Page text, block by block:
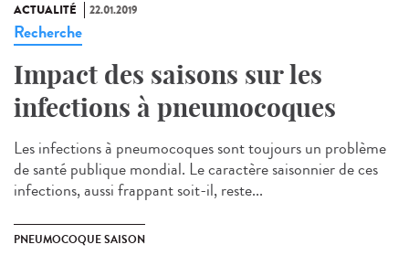
ACTUALITÉ 22.01.2019
Recherche
Impact des saisons sur les
infections à pneumocoques
Les infections à pneumocoques sont toujours un problème
de santé publique mondial. Le caractère saisonnier de ces
infections, aussi frappant soit-il, reste...
PNEUMOCOQUE SAISON